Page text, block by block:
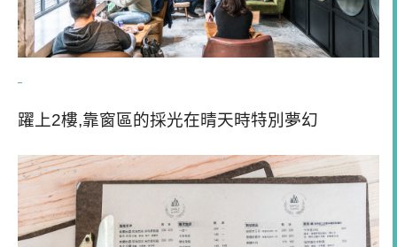
躍上2樓,靠窗區的採光在晴天時特別夢幻